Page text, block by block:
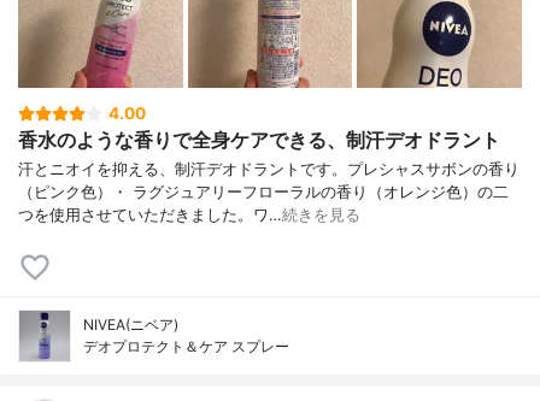
4.00
香水のような香りで全身ケアできる、制汗デオドラント
汗とニオイを抑える、制汗デオドラントです。プレシャスサボンの香り
（ピンク色）・ ラグジュアリーフローラルの香り（オレンジ色）の二
つを使用させていただきました。ワ…続きを見る
NIVEA(ニベア)
デオプロテクト＆ケア スプレー